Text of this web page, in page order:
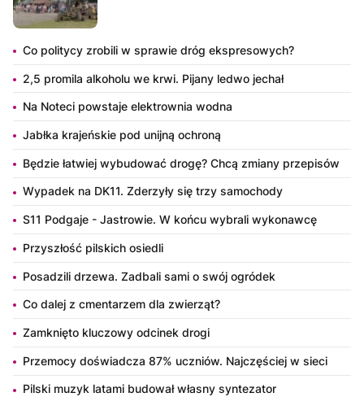
Co politycy zrobili w sprawie dróg ekspresowych?
2,5 promila alkoholu we krwi. Pijany ledwo jechał
Na Noteci powstaje elektrownia wodna
Jabłka krajeńskie pod unijną ochroną
Będzie łatwiej wybudować drogę? Chcą zmiany przepisów
Wypadek na DK11. Zderzyły się trzy samochody
S11 Podgaje - Jastrowie. W końcu wybrali wykonawcę
Przyszłość pilskich osiedli
Posadzili drzewa. Zadbali sami o swój ogródek
Co dalej z cmentarzem dla zwierząt?
Zamknięto kluczowy odcinek drogi
Przemocy doświadcza 87% uczniów. Najczęściej w sieci
Pilski muzyk latami budował własny syntezator